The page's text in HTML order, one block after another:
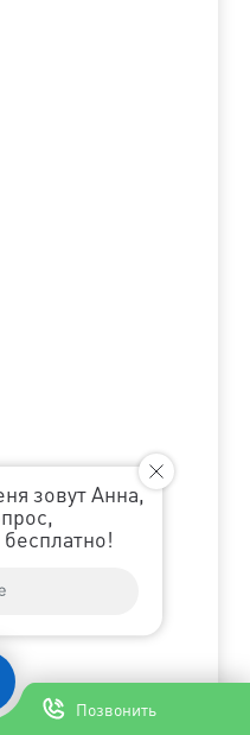
Позвонить
зовут Анна,